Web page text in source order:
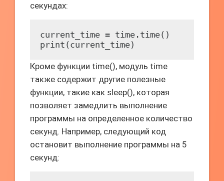
секундах:
current_time = time.time()
print(current_time)
Кроме функции time(), модуль time
также содержит другие полезные
функции, такие как sleep(), которая
позволяет замедлить выполнение
программы на определенное количество
секунд. Например, следующий код
остановит выполнение программы на 5
секунд: